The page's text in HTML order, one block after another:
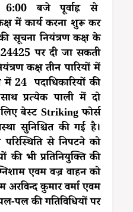
बजे पूर्वाह्न से
में कार्य करना शुरू कर
सूचना नियंत्रण कक्ष के
पर दी जा सकती
कक्ष तीन पारियों में
24 पदाधिकारियों की
प्रत्येक पाली में दो
बेस्ट Striking फोर्स
सुनिश्चित की गई है।
से निपटने को
की भी प्रतिनियुक्ति की
एवम वज्र वाहन को
अरविन्द कुमार वर्मा एवम
पल की गतिविधियों पर